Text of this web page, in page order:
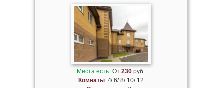
Места есть От230 руб.
Комнаты: 4/ 6/ 8/ 10/ 12